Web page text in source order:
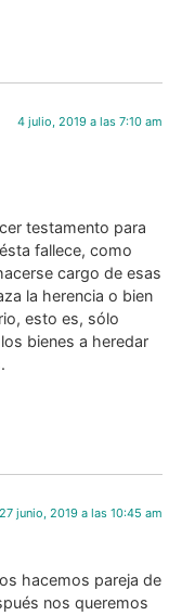
4 julio, 2019 a las 7:10 am
testamento para
fallece, como
cargo de esas
la herencia o bien
esto es, sólo
bienes a heredar
27 junio, 2019 a las 10:45 am
hacemos pareja de
nos queremos